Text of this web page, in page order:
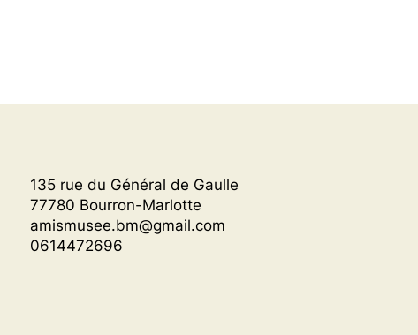
135 rue du Général de Gaulle
77780 Bourron-Marlotte
amismusee.bm@gmail.com
0614472696